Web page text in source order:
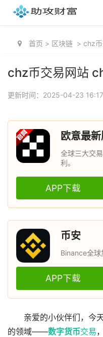
首页 > 区块链 > chz
chz币交易网站
更新时间：2025-04-23
欧意最
全球三大交
利。
APP下载
币安
Binance全球
APP下载
亲爱的小伙伴们，今
的领域——数字货币交易